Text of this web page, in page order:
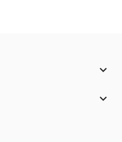

